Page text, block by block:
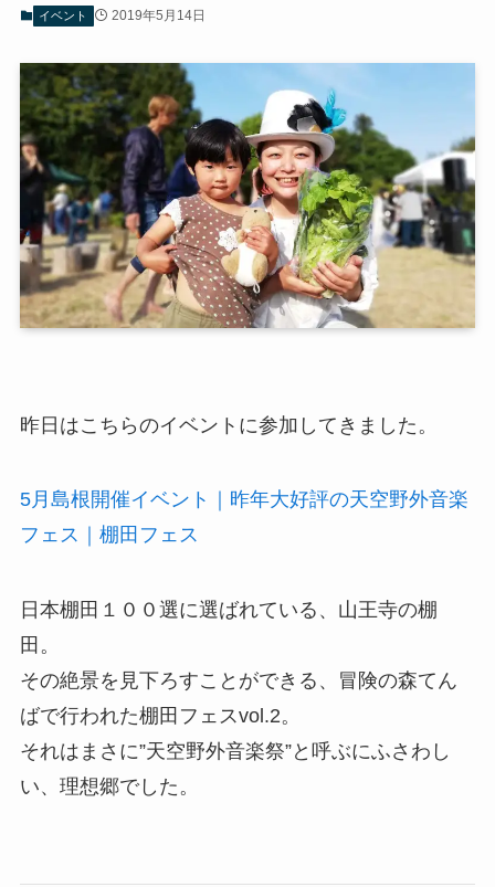
イベント 2019年5月14日
昨日はこちらのイベントに参加してきました。
5月島根開催イベント｜昨年大好評の天空野外音楽
フェス｜棚田フェス
日本棚田１００選に選ばれている、山王寺の棚
田。
その絶景を見下ろすことができる、冒険の森てん
ばで行われた棚田フェスvol.2。
それはまさに”天空野外音楽祭”と呼ぶにふさわし
い、理想郷でした。